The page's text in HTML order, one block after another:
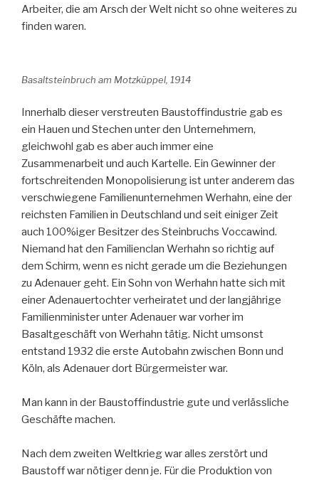
Arbeiter, die am Arsch der Welt nicht so ohne weiteres zu
finden waren.
Basaltsteinbruch am Motzküppel, 1914
Innerhalb dieser verstreuten Baustoffindustrie gab es
ein Hauen und Stechen unter den Unternehmern,
gleichwohl gab es aber auch immer eine
Zusammenarbeit und auch Kartelle. Ein Gewinner der
fortschreitenden Monopolisierung ist unter anderem das
verschwiegene Familienunternehmen Werhahn, eine der
reichsten Familien in Deutschland und seit einiger Zeit
auch 100%iger Besitzer des Steinbruchs Voccawind.
Niemand hat den Familienclan Werhahn so richtig auf
dem Schirm, wenn es nicht gerade um die Beziehungen
zu Adenauer geht. Ein Sohn von Werhahn hatte sich mit
einer Adenauertochter verheiratet und der langjährige
Familienminister unter Adenauer war vorher im
Basaltgeschäft von Werhahn tätig. Nicht umsonst
entstand 1932 die erste Autobahn zwischen Bonn und
Köln, als Adenauer dort Bürgermeister war.
Man kann in der Baustoffindustrie gute und verlässliche
Geschäfte machen.
Nach dem zweiten Weltkrieg war alles zerstört und
Baustoff war nötiger denn je. Für die Produktion von